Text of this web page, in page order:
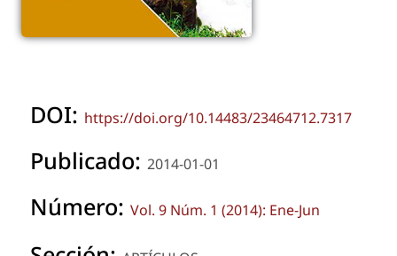
DOI: https://doi.org/10.14483/23464712.7317
Publicado: 2014-01-01
Número: Vol. 9 Núm. 1 (2014): Ene-Jun